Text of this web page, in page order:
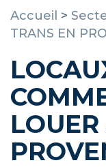
Accueil >
TRANS EN